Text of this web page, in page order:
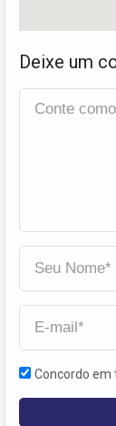
Deixe um
Concordo em